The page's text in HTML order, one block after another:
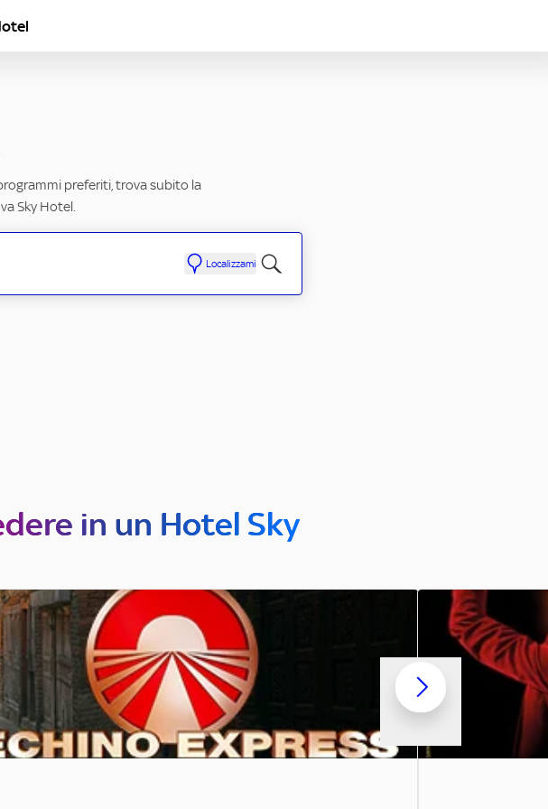
preferiti, trova subito la
Sky Hotel.
Localizzami
in un Hotel Sky